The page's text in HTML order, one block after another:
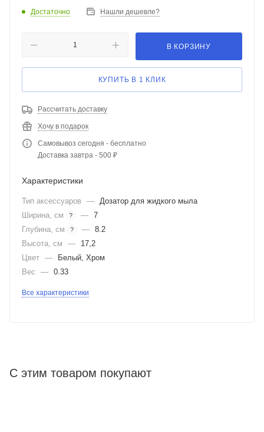
Достаточно Нашли дешевле?
В КОРЗИНУ
КУПИТЬ В 1 КЛИК
Рассчитать доставку
Хочу в подарок
Самовывоз сегодня - бесплатно
Доставка завтра - 500 ₽
Характеристики
Тип аксессуаров — Дозатор для жидкого мыла
Ширина, см
? — 7
Глубина, см
? — 8.2
Высота, см
—
17,2
Цвет —
Белый, Хром
Вес
— 0.33
Все характеристики
С этим товаром покупают